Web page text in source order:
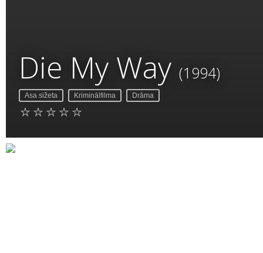
Die My Way (1994)
Asa sižeta Kriminālfilma Drāma